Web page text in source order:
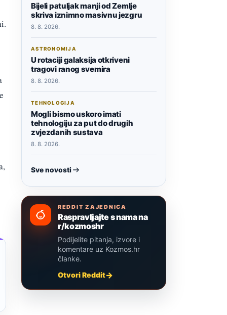
Bijeli patuljak manji od Zemlje
skriva iznimno masivnu jezgru
8. 8. 2026.
ASTRONOMIJA
U rotaciji galaksija otkriveni
tragovi ranog svemira
8. 8. 2026.
TEHNOLOGIJA
Mogli bismo uskoro imati
tehnologiju za put do drugih
zvjezdanih sustava
8. 8. 2026.
Sve novosti
REDDIT ZAJEDNICA
Raspravljajte s nama na
r/kozmoshr
Podijelite pitanja, izvore i
komentare uz Kozmos.hr
članke.
Otvori Reddit